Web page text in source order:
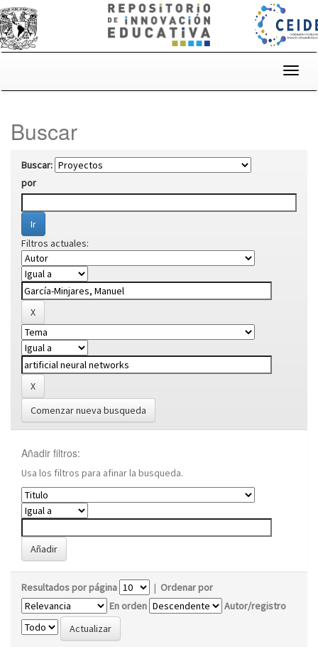
Buscar
Buscar:
por
Filtros actuales:
Comenzar nueva busqueda
Añadir filtros:
Usa los filtros para afinar la busqueda.
Resultados por página | Ordenar por
En orden
Autor/registro